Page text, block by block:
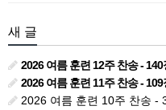
새 글
2026 여름 훈련 12주 찬송 -
2026 여름 훈련 11주 찬송 -
2026 여름 훈련 10주 찬송 -